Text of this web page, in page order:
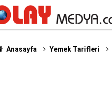
Anasayfa Yemek Tarifleri